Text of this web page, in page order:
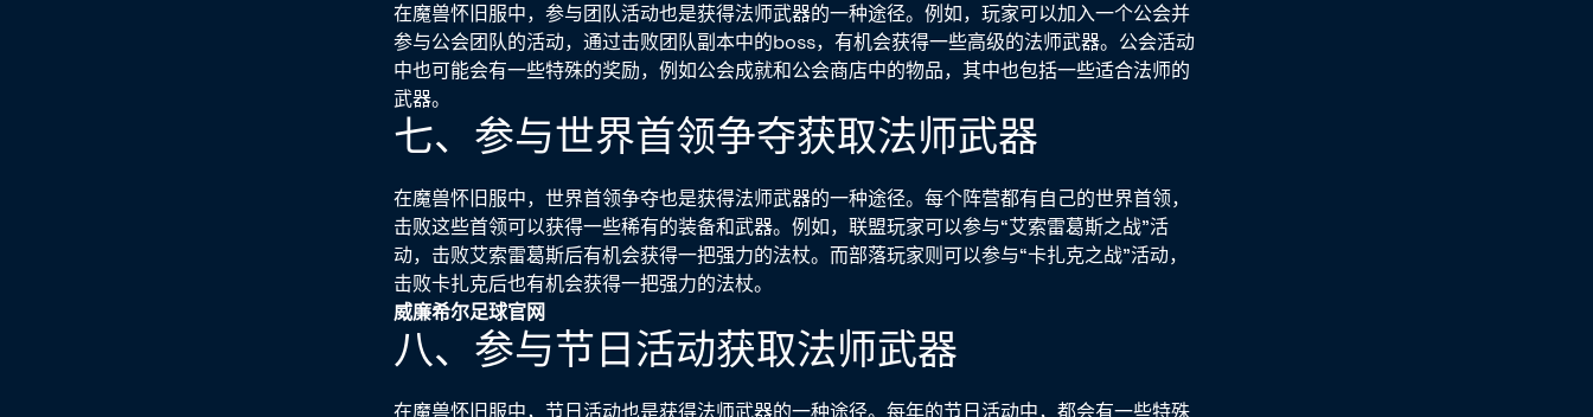
在魔兽怀旧服中，参与团队活动也是获得法师武器的一种途径。例如，玩家可以加入一个公会并
参与公会团队的活动，通过击败团队副本中的boss，有机会获得一些高级的法师武器。公会活动
中也可能会有一些特殊的奖励，例如公会成就和公会商店中的物品，其中也包括一些适合法师的
武器。
七、参与世界首领争夺获取法师武器
在魔兽怀旧服中，世界首领争夺也是获得法师武器的一种途径。每个阵营都有自己的世界首领，
击败这些首领可以获得一些稀有的装备和武器。例如，联盟玩家可以参与“艾索雷葛斯之战”活
动，击败艾索雷葛斯后有机会获得一把强力的法杖。而部落玩家则可以参与“卡扎克之战”活动，
击败卡扎克后也有机会获得一把强力的法杖。
威廉希尔足球官网
八、参与节日活动获取法师武器
在魔兽怀旧服中，节日活动也是获得法师武器的一种途径。每年的节日活动中，都会有一些特殊